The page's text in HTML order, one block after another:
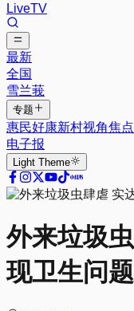
LiveTV
最新
全国
雪兰莪
专题
惠民好康新村视角焦
电子报
Light Theme
外来垃圾
现卫生问题